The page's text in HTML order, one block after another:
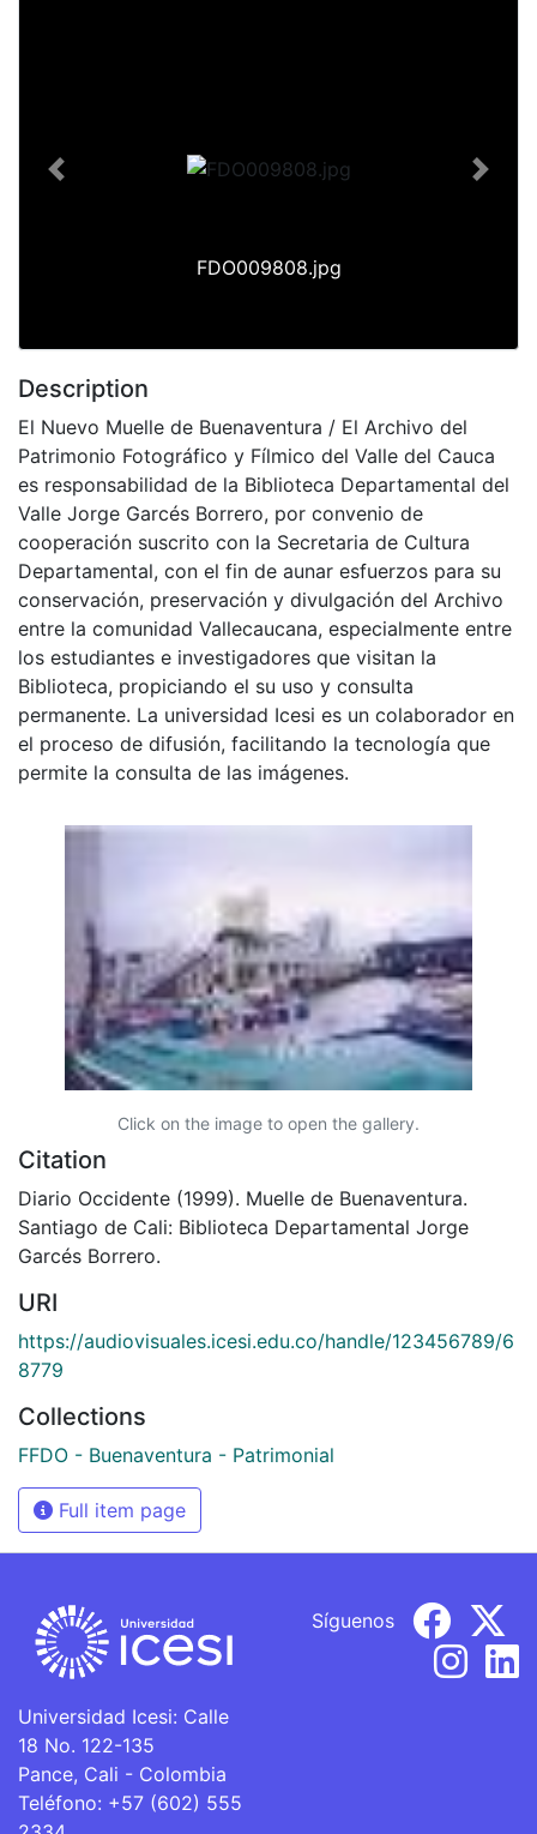
FDO009808.jpg
Previous Next
Description
El Nuevo Muelle de Buenaventura / El Archivo del
Patrimonio Fotográfico y Fílmico del Valle del Cauca
es responsabilidad de la Biblioteca Departamental del
Valle Jorge Garcés Borrero, por convenio de
cooperación suscrito con la Secretaria de Cultura
Departamental, con el fin de aunar esfuerzos para su
conservación, preservación y divulgación del Archivo
entre la comunidad Vallecaucana, especialmente entre
los estudiantes e investigadores que visitan la
Biblioteca, propiciando el su uso y consulta
permanente. La universidad Icesi es un colaborador en
el proceso de difusión, facilitando la tecnología que
permite la consulta de las imágenes.
Click on the image to open the gallery.
Citation
Diario Occidente (1999). Muelle de Buenaventura.
Santiago de Cali: Biblioteca Departamental Jorge
Garcés Borrero.
URI
https://audiovisuales.icesi.edu.co/handle/123456789/6
8779
Collections
FFDO - Buenaventura - Patrimonial
Full item page
Universidad Icesi: Calle
18 No. 122-135
Pance, Cali - Colombia
Teléfono: +57 (602) 555
Síguenos